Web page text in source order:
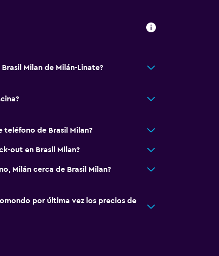
Milan de Milán-Linate?
teléfono de Brasil Milan?
out en Brasil Milan?
Milán cerca de Brasil Milan?
por última vez los precios de